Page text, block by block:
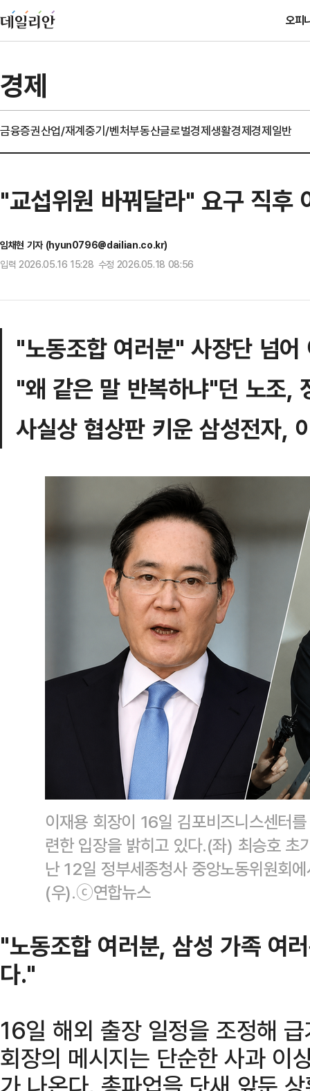
오피
경제
금융증권산업/재계중기/벤처부동산글로벌경제생활경제경제일반
"교섭위원 바꿔달라" 요구 직후
임채현 기자 (hyun0796@dailian.co.kr)
입력 2026.05.16 15:28 수정 2026.05.18 08:56
"노동조합 여러분" 사장단 넘
"왜 같은 말 반복하냐"던 노조,
사실상 협상판 키운 삼성전자,
이재용 회장이 16일 김포비즈니스센터
련한 입장을 밝히고 있다.(좌) 최승호 초
난 12일 정부세종청사 중앙노동위원회
(우).ⓒ연합뉴스
"노동조합 여러분, 삼성 가족 여
다."
16일 해외 출장 일정을 조정해
회장의 메시지는 단순한 사과 이